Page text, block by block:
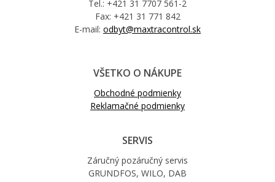
Tel.: +421 31 7707 561-2
Fax: +421 31 771 842
E-mail: odbyt@maxtracontrol.sk
VŠETKO O NÁKUPE
Obchodné podmienky
Reklamačné podmienky
SERVIS
Záručný pozáručný servis
GRUNDFOS, WILO, DAB